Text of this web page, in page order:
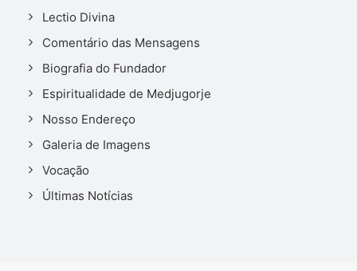
Lectio Divina
Comentário das Mensagens
Biografia do Fundador
Espiritualidade de Medjugorje
Nosso Endereço
Galeria de Imagens
Vocação
Últimas Notícias